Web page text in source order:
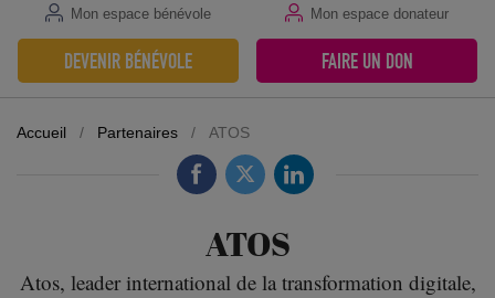
Mon espace bénévole Mon espace donateur
DEVENIR BÉNÉVOLE FAIRE UN DON
Accueil / Partenaires / ATOS
ATOS
Atos, leader international de la transformation digitale,